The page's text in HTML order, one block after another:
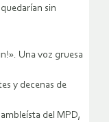
sin
Una voz gruesa
y decenas de
del MPD,